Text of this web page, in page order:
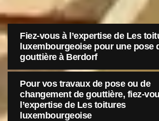
Fiez-vous à l’expertise de Les
luxembourgeoise pour une pose
gouttière à Berdorf
Pour vos travaux de pose ou de
changement de gouttière, fiez-
l’expertise de Les toitures
luxembourgeoise